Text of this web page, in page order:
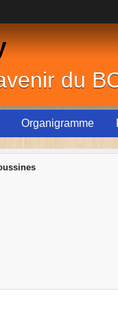
du
Organigramme